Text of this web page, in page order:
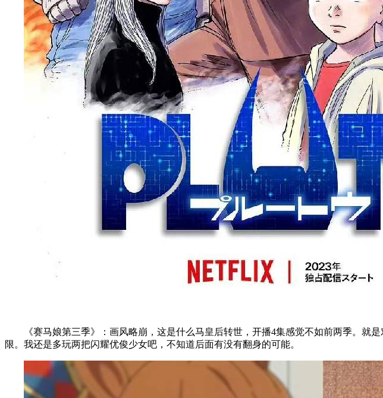
《赛马娘第三季》：画风略崩，这是什么马皇后转世，开播4集感觉不如前两季。
限。我还是多玩两把闪耀优俊少女吧，不知道后面有没有翻身的可能。